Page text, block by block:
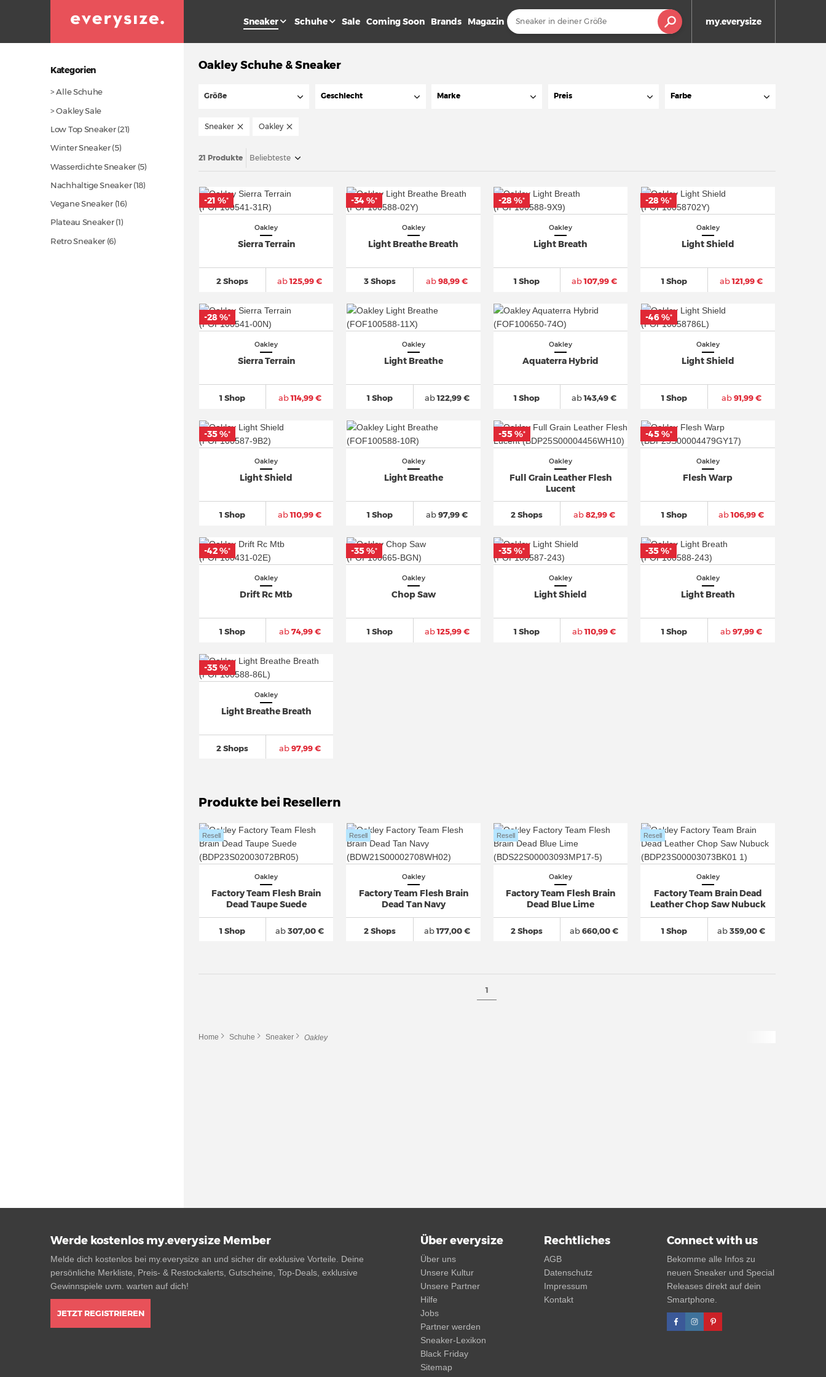
my.everysize
Sneaker Schuhe Sale Coming Soon Brands Magazin
Kategorien
> Alle Schuhe
> Oakley Sale
Low Top Sneaker(21)
Winter Sneaker (5)
Wasserdichte Sneaker (5)
Nachhaltige Sneaker(18)
Vegane Sneaker(16)
Plateau Sneaker (1)
Retro Sneaker (6)
Oakley Schuhe & Sneaker
Größe Geschlecht Marke Preis Farbe
Sneaker Oakley
21 Produkte Beliebteste
Oakley
Sierra Terrain
2 Shops ab125,99 €
-21 %*
Oakley
Light Breathe Breath
3 Shops ab98,99 €
-34 %*
Oakley
Light Breath
1 Shop ab107,99 €
-28 %*
Oakley
Light Shield
1 Shop ab121,99 €
-28 %*
Oakley
Sierra Terrain
1 Shop ab114,99 €
-28 %*
Oakley
Light Breathe
1 Shop ab122,99 €
Oakley
Aquaterra Hybrid
1 Shop ab143,49 €
Oakley
Light Shield
1 Shop ab91,99 €
-46 %*
Oakley
Light Shield
1 Shop ab110,99 €
-35 %*
Oakley
Light Breathe
1 Shop ab97,99 €
Oakley
Full Grain Leather Flesh
Lucent
2 Shops ab82,99 €
-55 %*
Oakley
Flesh Warp
1 Shop ab106,99 €
-45 %*
Oakley
Drift Rc Mtb
1 Shop ab74,99 €
-42 %*
Oakley
Chop Saw
1 Shop ab125,99 €
-35 %*
Oakley
Light Shield
1 Shop ab110,99 €
-35 %*
Oakley
Light Breath
1 Shop ab97,99 €
-35 %*
Oakley
Light Breathe Breath
2 Shops ab97,99 €
-35 %*
Produkte bei Resellern
Oakley
Factory Team Flesh Brain
Dead Taupe Suede
1 Shop
Resell
ab307,00 €
Oakley
Factory Team Flesh Brain
Dead Tan Navy
2 Shops
Resell
ab177,00 €
Oakley
Factory Team Flesh Brain
Dead Blue Lime
2 Shops
Resell
ab660,00 €
Oakley
Factory Team Brain Dead
Leather Chop Saw Nubuck
1 Shop
Resell
ab359,00 €
1
Home Schuhe Sneaker Oakley
Werde kostenlos my.everysize Member
Melde dich kostenlos bei my.everysize an und sicher dir exklusive Vorteile. Deine
persönliche Merkliste, Preis- & Restockalerts, Gutscheine, Top-Deals, exklusive
Gewinnspiele uvm. warten auf dich!
JETZT REGISTRIEREN
Über everysize
Über uns
Unsere Kultur
Unsere Partner
Hilfe
Jobs
Partner werden
Sneaker-Lexikon
Black Friday
Sitemap
Rechtliches
AGB
Datenschutz
Impressum
Kontakt
Connect with us
Bekomme alle Infos zu
neuen Sneaker und Special
Releases direkt auf dein
Smartphone.